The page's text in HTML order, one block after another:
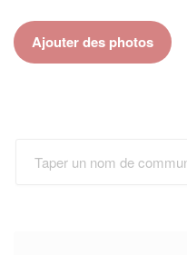
Ajouter des photos